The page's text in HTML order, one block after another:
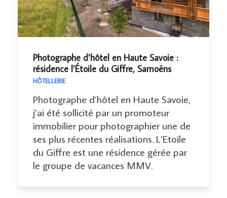
Photographe d’hôtel en Haute Savoie :
résidence l’Étoile du Giffre, Samoëns
HÔTELLERIE
Photographe d’hôtel en Haute Savoie,
j’ai été sollicité par un promoteur
immobilier pour photographier une de
ses plus récentes réalisations. L’Etoile
du Giffre est une résidence gérée par
le groupe de vacances MMV.